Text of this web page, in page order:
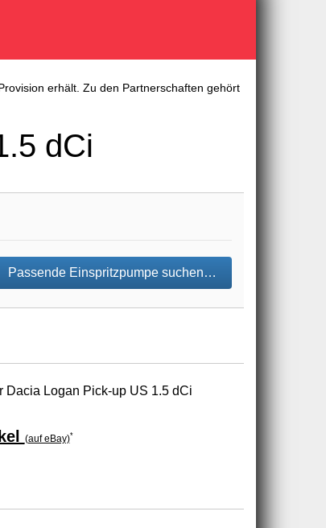
erhält. Zu den Partnerschaften gehört
dCi
Passende Einspritzpumpe suchen…
Dacia Logan Pick-up US 1.5 dCi
(auf eBay)*